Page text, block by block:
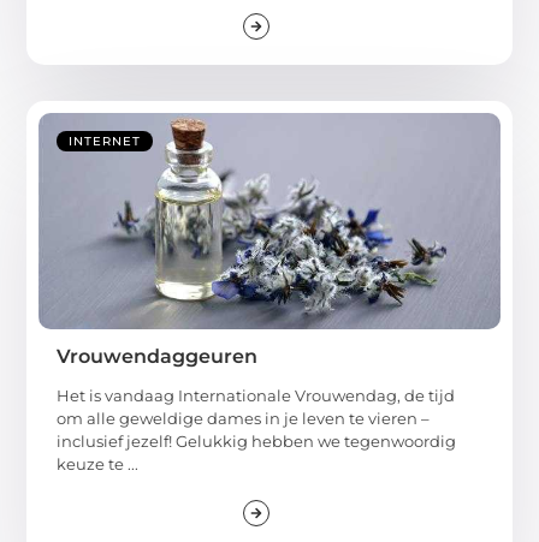
INTERNET
Vrouwendaggeuren
Het is vandaag Internationale Vrouwendag, de tijd
om alle geweldige dames in je leven te vieren –
inclusief jezelf! Gelukkig hebben we tegenwoordig
keuze te ...